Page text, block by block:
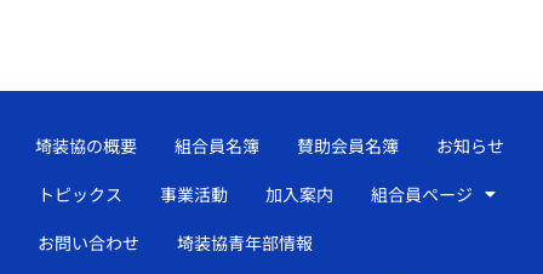
埼装協の概要 組合員名簿 賛助会員名簿
お知らせ
トピックス
事業活動 加入案内
組合員ページ
お問い合わせ
埼装協青年部情報